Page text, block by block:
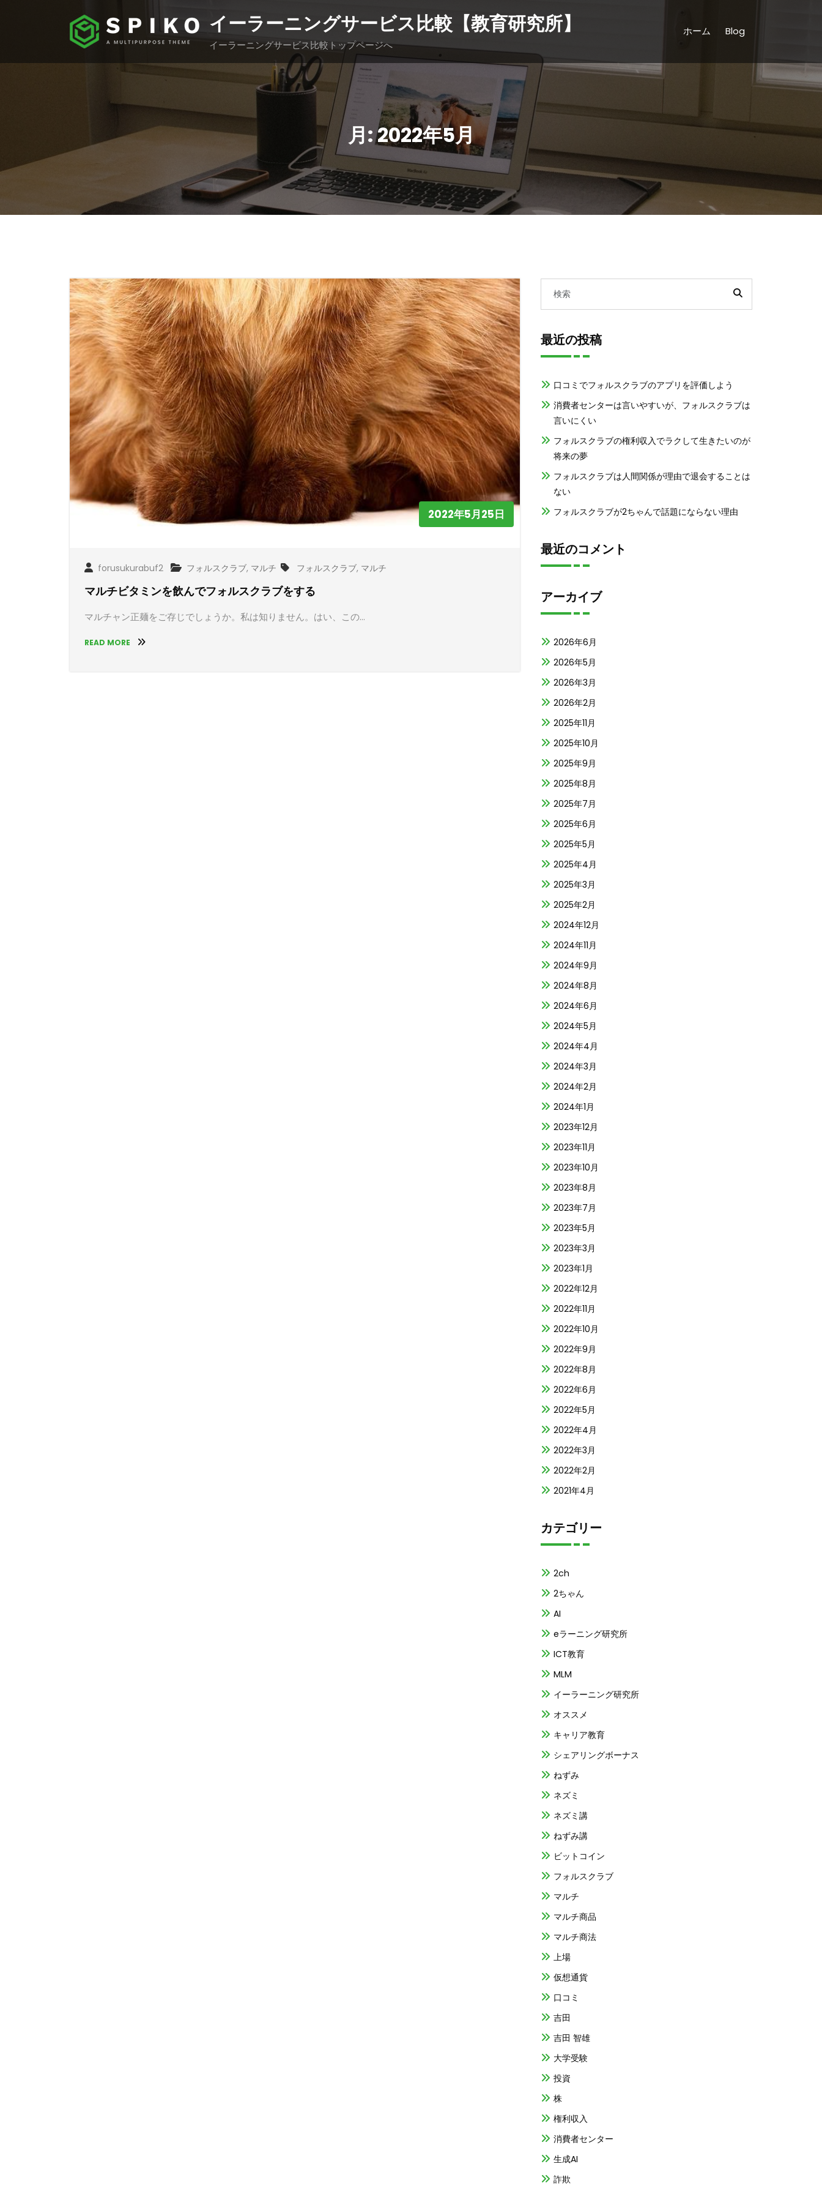
イーラーニングサービス比較【教育研究所】
イーラーニングサービス比較トップページへ
ホーム Blog
月:2022年5月
2022年5月25日
forusukurabuf2 フォルスクラブ, マルチ フォルスクラブ, マルチ
マルチビタミンを飲んでフォルスクラブをする
マルチャン正麺をご存じでしょうか。私は知りません。はい、この…
READ MORE
最近の投稿
口コミでフォルスクラブのアプリを評価しよう
消費者センターは言いやすいが、フォルスクラブは
言いにくい
フォルスクラブの権利収入でラクして生きたいのが
将来の夢
フォルスクラブは人間関係が理由で退会することは
ない
フォルスクラブが2ちゃんで話題にならない理由
最近のコメント
アーカイブ
2026年6月
2026年5月
2026年3月
2026年2月
2025年11月
2025年10月
2025年9月
2025年8月
2025年7月
2025年6月
2025年5月
2025年4月
2025年3月
2025年2月
2024年12月
2024年11月
2024年9月
2024年8月
2024年6月
2024年5月
2024年4月
2024年3月
2024年2月
2024年1月
2023年12月
2023年11月
2023年10月
2023年8月
2023年7月
2023年5月
2023年3月
2023年1月
2022年12月
2022年11月
2022年10月
2022年9月
2022年8月
2022年6月
2022年5月
2022年4月
2022年3月
2022年2月
2021年4月
カテゴリー
2ch
2ちゃん
AI
eラーニング研究所
ICT教育
MLM
イーラーニング研究所
オススメ
キャリア教育
シェアリングボーナス
ねずみ
ネズミ
ネズミ講
ねずみ講
ビットコイン
フォルスクラブ
マルチ
マルチ商品
マルチ商法
上場
仮想通貨
口コミ
吉田
吉田 智雄
大学受験
投資
株
権利収入
消費者センター
生成AI
詐欺